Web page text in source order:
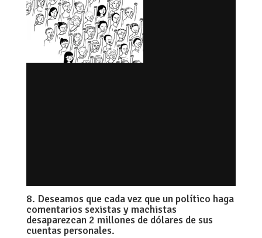
8. Deseamos que cada vez que un político haga
comentarios sexistas y machistas
desaparezcan 2 millones de dólares de sus
cuentas personales.